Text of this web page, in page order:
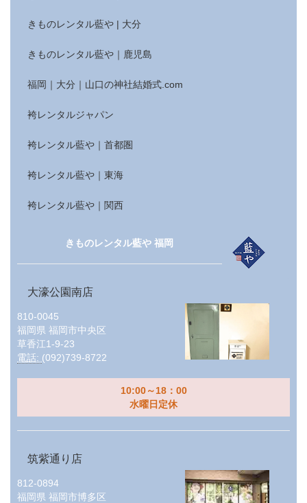
きものレンタル藍や | 大分
きものレンタル藍や｜鹿児島
福岡｜大分｜山口の神社結婚式.com
袴レンタルジャパン
袴レンタル藍や｜首都圏
袴レンタル藍や｜東海
袴レンタル藍や｜関西
きものレンタル藍や 福岡
大濠公園南店
810-0045
福岡県 福岡市中央区
草香江1-9-23
電話: (092)739-8722
10:00～18：00
水曜日定休
筑紫通り店
812-0894
福岡県 福岡市博多区